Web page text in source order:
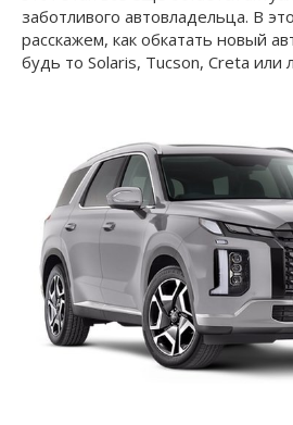
заботливого автовладельца. В
расскажем, как обкатать новый
будь то Solaris, Tucson, Creta или